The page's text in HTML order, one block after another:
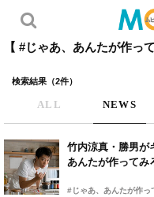
【 #じゃあ、あんたが作っ
検索結果（2件）
ALL NEWS
竹内涼真・勝男が
あんたが作ってみ
#じゃあ、あんたが作っ